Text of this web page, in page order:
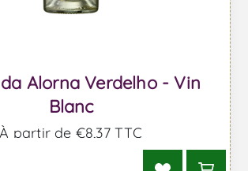
Alorna Verdelho - Vin
Blanc
À partir de €8,37 TTC